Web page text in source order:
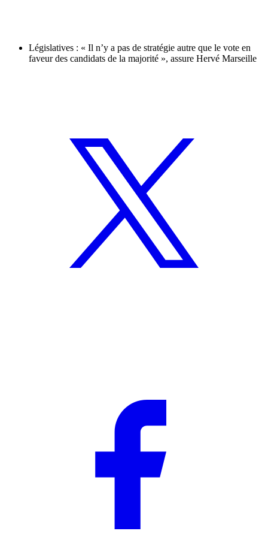
Législatives : « Il n’y a pas de stratégie autre que le vote en
faveur des candidats de la majorité », assure Hervé Marseille